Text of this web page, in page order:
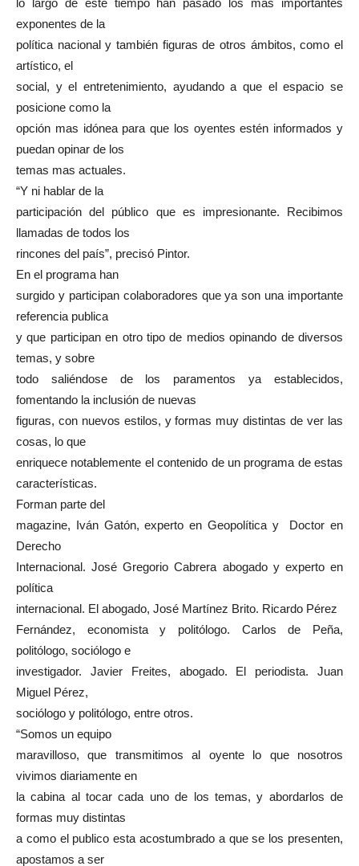
lo largo de este tiempo han pasado los mas importantes
exponentes de la
política nacional y también figuras de otros ámbitos, como el
artístico, el
social, y el entretenimiento, ayudando a que el espacio se
posicione como la
opción mas idónea para que los oyentes estén informados y
puedan opinar de los
temas mas actuales.
“Y ni hablar de la
participación del público que es impresionante. Recibimos
llamadas de todos los
rincones del país”, precisó Pintor.
En el programa han
surgido y participan colaboradores que ya son una importante
referencia publica
y que participan en otro tipo de medios opinando de diversos
temas, y sobre
todo saliéndose de los paramentos ya establecidos,
fomentando la inclusión de nuevas
figuras, con nuevos estilos, y formas muy distintas de ver las
cosas, lo que
enriquece notablemente el contenido de un programa de estas
características.
Forman parte del
magazine, Iván Gatón, experto en Geopolítica y Doctor en
Derecho
Internacional. José Gregorio Cabrera abogado y experto en
política
internacional. El abogado, José Martínez Brito. Ricardo Pérez
Fernández, economista y politólogo. Carlos de Peña,
politólogo, sociólogo e
investigador. Javier Freites, abogado. El periodista. Juan
Miguel Pérez,
sociólogo y politólogo, entre otros.
“Somos un equipo
maravilloso, que transmitimos al oyente lo que nosotros
vivimos diariamente en
la cabina al tocar cada uno de los temas, y abordarlos de
formas muy distintas
a como el publico esta acostumbrado a que se los presenten,
apostamos a ser